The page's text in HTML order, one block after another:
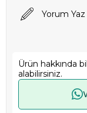
Yorum Yaz
Ürün hakkında
alabilirsiniz.